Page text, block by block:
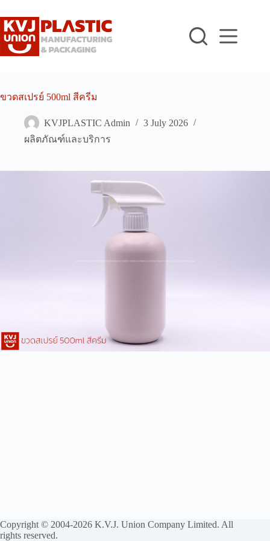
to
content
ขวดสเปรย์ 500ml สีครีม
KVJPLASTIC Admin
3 July 2026
ผลิตภัณฑ์และบริการ
Copyright © 2004-2026 K.V.J. Union Company Limited. All
rights reserved.